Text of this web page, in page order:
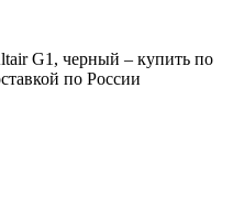
G1, черный – купить по
по России